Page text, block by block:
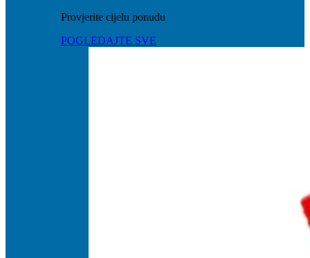
Provjerite cijelu ponudu
POGLEDAJTE SVE